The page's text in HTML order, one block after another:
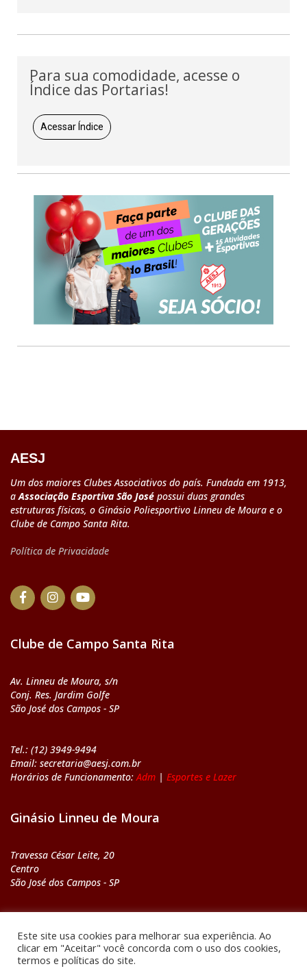
Para sua comodidade, acesse o
Índice das Portarias!
Acessar Índice
AESJ
Um dos maiores Clubes Associativos do país. Fundada em 1913,
aAssociação Esportiva São José possui duas grandes
estruturas físicas, o Ginásio Poliesportivo Linneu de Moura e o
Clube de Campo Santa Rita.
Política de Privacidade
Clube de Campo Santa Rita
Av. Linneu de Moura, s/n
Conj. Res. Jardim Golfe
São José dos Campos - SP
Tel.: (12) 3949-9494
Email: secretaria@aesj.com.br
Horários de Funcionamento:Adm | Esportes e Lazer
Ginásio Linneu de Moura
Travessa César Leite, 20
Centro
São José dos Campos - SP
Email: ginasio@aesj.com.br
Horários de Funcionamento:Adm|Esportes e Lazer
Este site usa cookies para melhorar sua experiência. Ao
clicar em "Aceitar" você concorda com o uso dos cookies,
termos e políticas do site.